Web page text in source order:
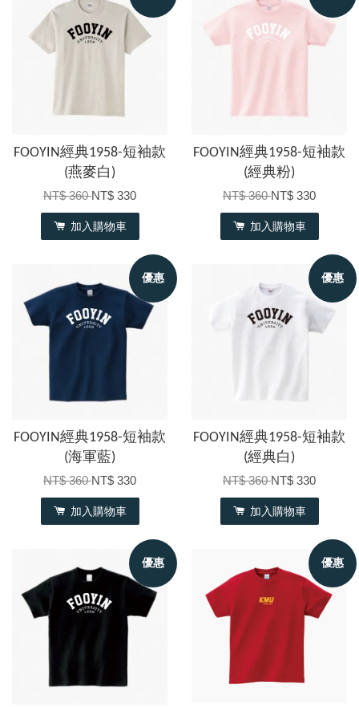
FOOYIN經典1958-短袖款
(燕麥白)
NT$ 360NT$ 330
加入購物車
FOOYIN經典1958-短袖款
(經典粉)
NT$ 360NT$ 330
加入購物車
優惠
FOOYIN經典1958-短袖款
(海軍藍)
NT$ 360NT$ 330
加入購物車
優惠
FOOYIN經典1958-短袖款
(經典白)
NT$ 360NT$ 330
加入購物車
優惠 優惠